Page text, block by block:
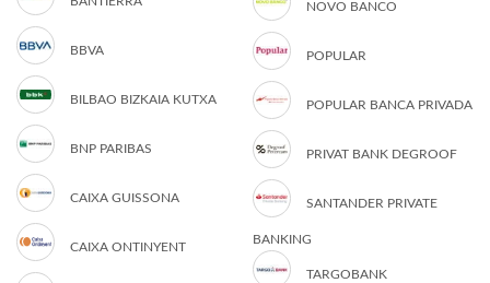
BBVA
BILBAO BIZKAIA KUTXA
BNP PARIBAS
CAIXA GUISSONA
CAIXA ONTINYENT
NOVO BANCO
POPULAR
POPULAR BANCA PRIVADA
PRIVAT BANK DEGROOF
SANTANDER PRIVATE
BANKING
TARGOBANK